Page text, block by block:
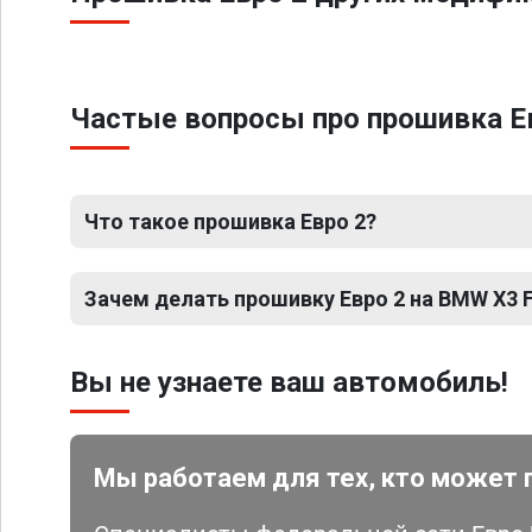
Частые вопросы про прошивка
Что такое прошивка Евро 2?
Зачем делать прошивку Евро 2 на BMW X3
Вы не узнаете ваш автомобиль!
Мы работаем для тех, кто может